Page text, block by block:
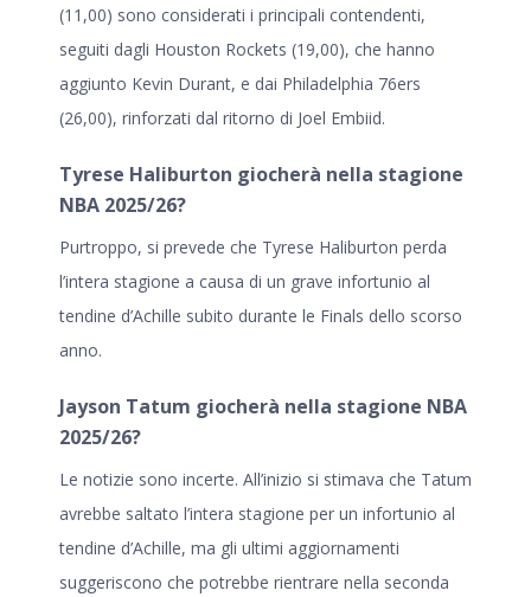
(11,00) sono considerati i principali contendenti,
seguiti dagli Houston Rockets (19,00), che hanno
aggiunto Kevin Durant, e dai Philadelphia 76ers
(26,00), rinforzati dal ritorno di Joel Embiid.
Tyrese Haliburton giocherà nella stagione
NBA 2025/26?
Purtroppo, si prevede che Tyrese Haliburton perda
l’intera stagione a causa di un grave infortunio al
tendine d’Achille subito durante le Finals dello scorso
anno.
Jayson Tatum giocherà nella stagione NBA
2025/26?
Le notizie sono incerte. All’inizio si stimava che Tatum
avrebbe saltato l’intera stagione per un infortunio al
tendine d’Achille, ma gli ultimi aggiornamenti
suggeriscono che potrebbe rientrare nella seconda